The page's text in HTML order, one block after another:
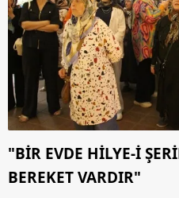
"BİR EVDE HİLYE-İ
BEREKET VARDIR"